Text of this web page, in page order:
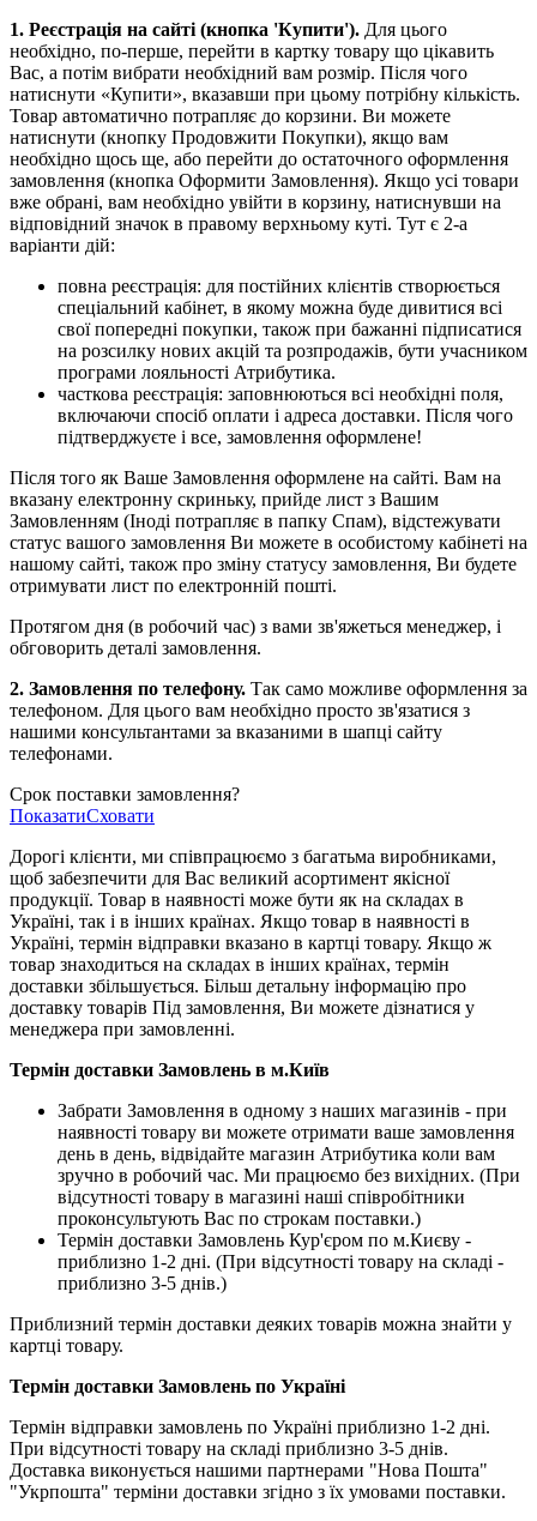
1. Реєстрація на сайті (кнопка 'Купити'). Для цього
необхідно, по-перше, перейти в картку товару що цікавить
Вас, а потім вибрати необхідний вам розмір. Після чого
натиснути «Купити», вказавши при цьому потрібну кількість.
Товар автоматично потрапляє до корзини. Ви можете
натиснути (кнопку Продовжити Покупки), якщо вам
необхідно щось ще, або перейти до остаточного оформлення
замовлення (кнопка Оформити Замовлення). Якщо усі товари
вже обрані, вам необхідно увійти в корзину, натиснувши на
відповідний значок в правому верхньому куті. Тут є 2-а
варіанти дій:
повна реєстрація: для постійних клієнтів створюється
спеціальний кабінет, в якому можна буде дивитися всі
свої попередні покупки, також при бажанні підписатися
на розсилку нових акцій та розпродажів, бути учасником
програми лояльності Атрибутика.
часткова реєстрація: заповнюються всі необхідні поля,
включаючи спосіб оплати і адреса доставки. Після чого
підтверджуєте і все, замовлення оформлене!
Після того як Ваше Замовлення оформлене на сайті. Вам на
вказану електронну скриньку, прийде лист з Вашим
Замовленням (Іноді потрапляє в папку Спам), відстежувати
статус вашого замовлення Ви можете в особистому кабінеті на
нашому сайті, також про зміну статусу замовлення, Ви будете
отримувати лист по електронній пошті.
Протягом дня (в робочий час) з вами зв'яжеться менеджер, і
обговорить деталі замовлення.
2. Замовлення по телефону. Так само можливе оформлення за
телефоном. Для цього вам необхідно просто зв'язатися з
нашими консультантами за вказаними в шапці сайту
телефонами.
Срок поставки замовлення?
ПоказатиСховати
Дорогі клієнти, ми співпрацюємо з багатьма виробниками,
щоб забезпечити для Вас великий асортимент якісної
продукції. Товар в наявності може бути як на складах в
Україні, так і в інших країнах. Якщо товар в наявності в
Україні, термін відправки вказано в картці товару. Якщо ж
товар знаходиться на складах в інших країнах, термін
доставки збільшується. Більш детальну інформацію про
доставку товарів Під замовлення, Ви можете дізнатися у
менеджера при замовленні.
Термін доставки Замовлень в м.Київ
Забрати Замовлення в одному з наших магазинів - при
наявності товару ви можете отримати ваше замовлення
день в день, відвідайте магазин Атрибутика коли вам
зручно в робочий час. Ми працюємо без вихідних. (При
відсутності товару в магазині наші співробітники
проконсультують Вас по строкам поставки.)
Термін доставки Замовлень Кур'єром по м.Києву -
приблизно 1-2 дні. (При відсутності товару на складі -
приблизно 3-5 днів.)
Приблизний термін доставки деяких товарів можна знайти у
картці товару.
Термін доставки Замовлень по Україні
Термін відправки замовлень по Україні приблизно 1-2 дні.
При відсутності товару на складі приблизно 3-5 днів.
Доставка виконується нашими партнерами "Нова Пошта"
"Укрпошта" терміни доставки згідно з їх умовами поставки.